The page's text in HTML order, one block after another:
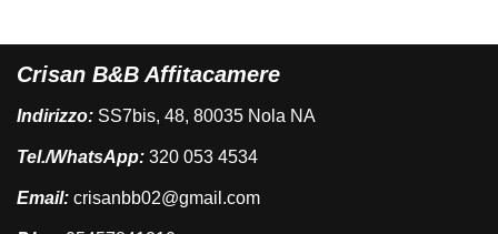
Crisan B&B Affitacamere
Indirizzo: SS7bis, 48, 80035 Nola NA
Tel./WhatsApp: 320 053 4534
Email: crisanbb02@gmail.com